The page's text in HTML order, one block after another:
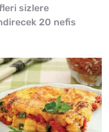
sizlere
20 nefis